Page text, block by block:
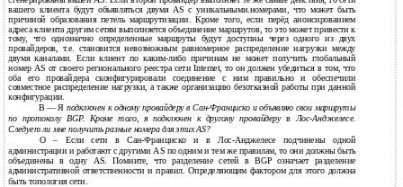
вашего клиента будут объявляться двумя AS с уникальными.номерами, что может быть
причиной образования петель маршрутизации. Кроме того, если перёд анонсированием
адреса клиента другим сетям выполняется объединение маршрутов, то это может привести к
тому, что однозначно определенные маршруты будут доступны через одного из двух
провайдеров, т.е. становится невозможным равномерное распределение нагрузки между
двумя каналами. Если клиент по каким-либо причинам не может получить глобальный
номер AS от своего регионального реестра сети Internet, то он должен убедиться в том, что
оба его провайдера сконфигурировали соединение с ним правильно и обеспечили
совместное распределение нагрузки, а также организацию безотказной работы при данной
конфигурации.
В — Я подключен к одному провайдеру в Сан-Франциско и объявляю свои маршруты
по протоколу BGP. Кроме того, я подключен к другому провайдерувЛос-Анджелесе.
Следует ли мне получить разные номера для этих AS?
О – Если сети в Сан-Франциско и в Лос-Анджелесе подчинены одной
администрации и работают с другими AS по одним и тем же правилам, то они должны быть
объединены в одну AS. Помните, что разделение сетей в BGP означает разделение
административной ответственности и правил. Определяющим фактором для этого должна
быть топология сети.